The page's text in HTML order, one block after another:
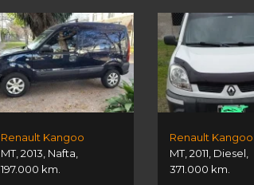
Renault Kangoo
MT,2013, Nafta,
197.000 km.
MT,2011, Diesel,
371.000 km.